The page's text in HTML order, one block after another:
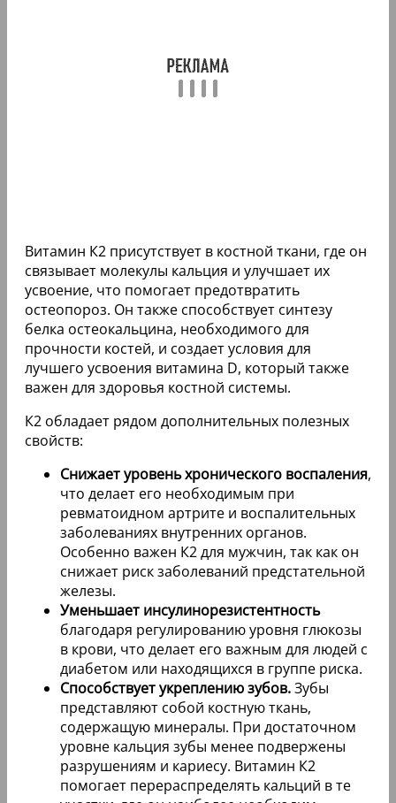
Витамин К2 присутствует в костной ткани, где он
связывает молекулы кальция и улучшает их
усвоение, что помогает предотвратить
остеопороз. Он также способствует синтезу
белка остеокальцина, необходимого для
прочности костей, и создает условия для
лучшего усвоения витамина D, который также
важен для здоровья костной системы.
К2 обладает рядом дополнительных полезных
свойств:
Снижает уровень хронического воспаления,
что делает его необходимым при
ревматоидном артрите и воспалительных
заболеваниях внутренних органов.
Особенно важен К2 для мужчин, так как он
снижает риск заболеваний предстательной
железы.
Уменьшает инсулинорезистентность
благодаря регулированию уровня глюкозы
в крови, что делает его важным для людей с
диабетом или находящихся в группе риска.
Способствует укреплению зубов.Зубы
представляют собой костную ткань,
содержащую минералы. При достаточном
уровне кальция зубы менее подвержены
разрушениям и кариесу. Витамин К2
помогает перераспределять кальций в те